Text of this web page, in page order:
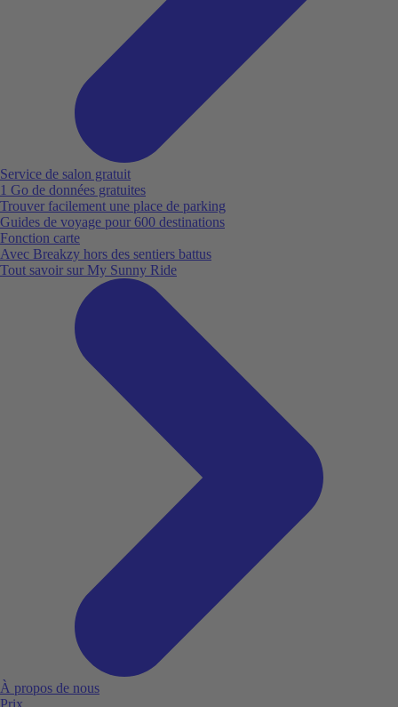
Service de salon gratuit
1 Go de données gratuites
Trouver facilement une place de parking
Guides de voyage pour 600 destinations
Fonction carte
Avec Breakzy hors des sentiers battus
Tout savoir sur My Sunny Ride
À propos de nous
Prix